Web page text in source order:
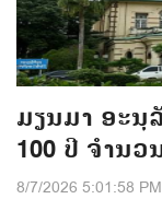
ມຽນມາ ອະນຸ
100 ປີ ຈຳນວ
8/7/2026 5:01:58 PM